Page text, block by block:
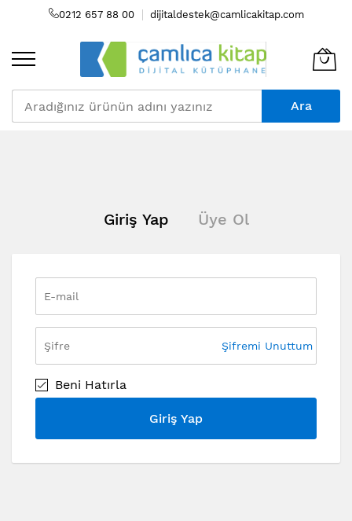
0212 657 88 00 dijitaldestek@camlicakitap.com
Ara
Giriş Yap Üye Ol
Şifremi Unuttum
Beni Hatırla
Giriş Yap